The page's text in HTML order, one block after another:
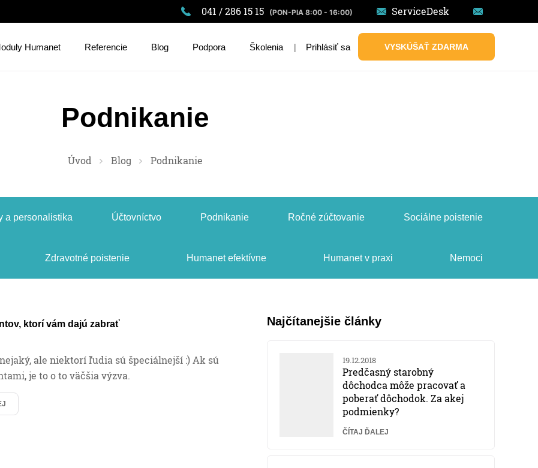
041 / 286 15 15 (PON-PIA 8:00 - 16:00) ServiceDesk
Humanet Referencie Blog Podpora Školenia | Prihlásiť sa VYSKÚŠAŤ ZDARMA
Podnikanie
Úvod Blog Podnikanie
a personalistika Účtovníctvo Podnikanie Ročné zúčtovanie Sociálne poistenie
Zdravotné poistenie Humanet efektívne Humanet v praxi Nemoci
ktorí vám dajú zabrať
ale niektorí ľudia sú špeciálnejší :) Ak sú
je to o to väčšia výzva.
Najčítanejšie články
19.12.2018
Predčasný starobný
dôchodca môže pracovať a
poberať dôchodok. Za akej
podmienky?
ČÍTAJ ĎALEJ